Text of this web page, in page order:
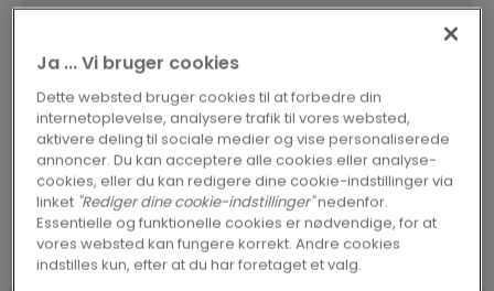
SØG
Ja ... Vi bruger cookies
Dette websted bruger cookies til at forbedre din
internetoplevelse, analysere trafik til vores websted,
aktivere deling til sociale medier og vise personaliserede
annoncer. Du kan acceptere alle cookies eller analyse-
cookies, eller du kan redigere dine cookie-indstillinger via
linket "Rediger dine cookie-indstillinger"nedenfor.
Essentielle og funktionelle cookies er nødvendige, for at
vores websted kan fungere korrekt. Andre cookies
indstilles kun, efter at du har foretaget et valg.